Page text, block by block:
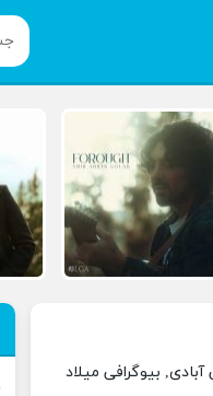
بیوگرافی میلاد